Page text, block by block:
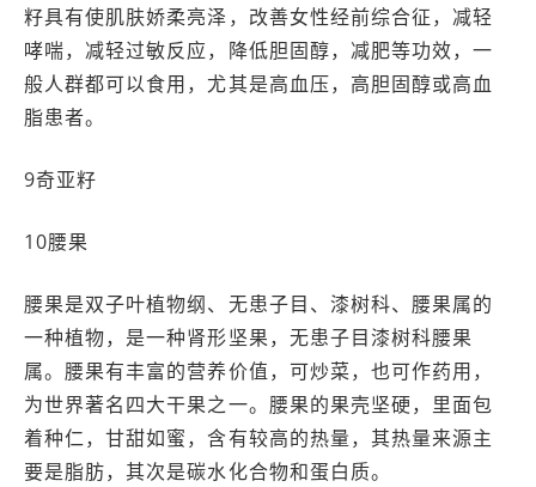
籽具有使肌肤娇柔亮泽，改善女性经前综合征，减轻
哮喘，减轻过敏反应，降低胆固醇，减肥等功效，一
般人群都可以食用，尤其是高血压，高胆固醇或高血
脂患者。
9奇亚籽
10腰果
腰果是双子叶植物纲、无患子目、漆树科、腰果属的
一种植物，是一种肾形坚果，无患子目漆树科腰果
属。腰果有丰富的营养价值，可炒菜，也可作药用，
为世界著名四大干果之一。腰果的果壳坚硬，里面包
着种仁，甘甜如蜜，含有较高的热量，其热量来源主
要是脂肪，其次是碳水化合物和蛋白质。